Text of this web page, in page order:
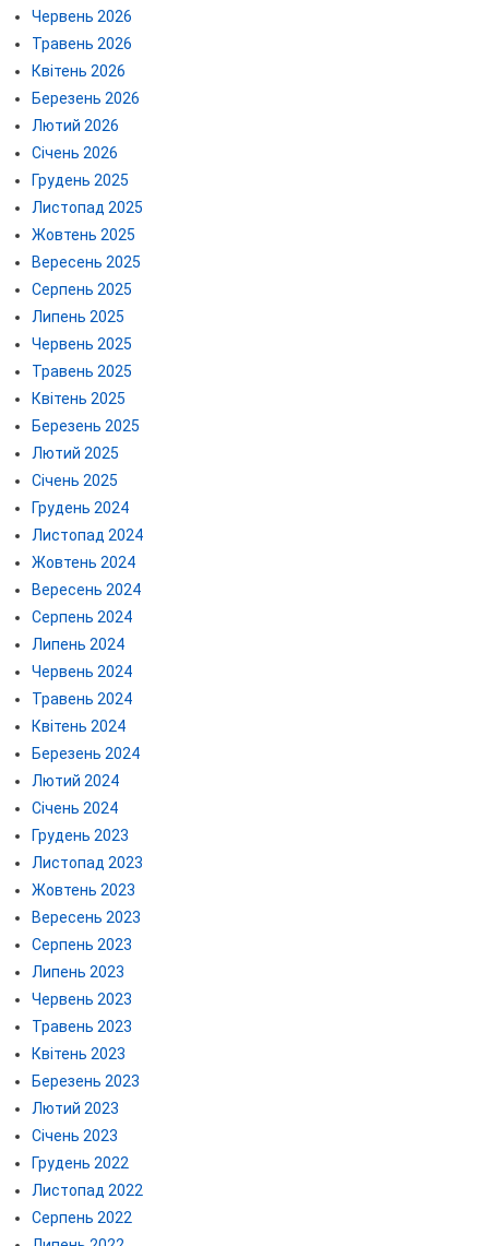
Червень 2026
Травень 2026
Квітень 2026
Березень 2026
Лютий 2026
Січень 2026
Грудень 2025
Листопад 2025
Жовтень 2025
Вересень 2025
Серпень 2025
Липень 2025
Червень 2025
Травень 2025
Квітень 2025
Березень 2025
Лютий 2025
Січень 2025
Грудень 2024
Листопад 2024
Жовтень 2024
Вересень 2024
Серпень 2024
Липень 2024
Червень 2024
Травень 2024
Квітень 2024
Березень 2024
Лютий 2024
Січень 2024
Грудень 2023
Листопад 2023
Жовтень 2023
Вересень 2023
Серпень 2023
Липень 2023
Червень 2023
Травень 2023
Квітень 2023
Березень 2023
Лютий 2023
Січень 2023
Грудень 2022
Листопад 2022
Серпень 2022